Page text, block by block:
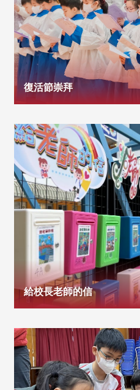
復活節崇拜
給校長老師的信